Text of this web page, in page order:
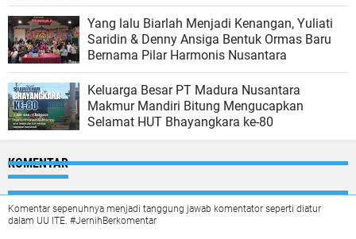
Yang lalu Biarlah Menjadi Kenangan, Yuliati
Saridin & Denny Ansiga Bentuk Ormas Baru
Bernama Pilar Harmonis Nusantara
Keluarga Besar PT Madura Nusantara
Makmur Mandiri Bitung Mengucapkan
Selamat HUT Bhayangkara ke-80
KOMENTAR
Komentar sepenuhnya menjadi tanggung jawab komentator seperti diatur
dalam UU ITE. #JernihBerkomentar